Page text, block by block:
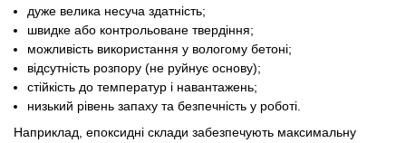
дуже велика несуча здатність;
швидке або контрольоване твердіння;
можливість використання у вологому бетоні;
відсутність розпору (не руйнує основу);
стійкість до температур і навантажень;
низький рівень запаху та безпечність у роботі.
Наприклад, епоксидні склади забезпечують максимальну